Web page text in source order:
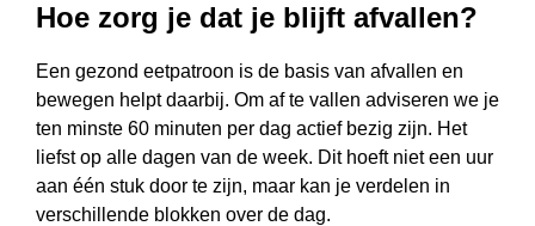
Hoe zorg je dat je blijft afvallen?
Een gezond eetpatroon is de basis van afvallen en
bewegen helpt daarbij. Om af te vallen adviseren we je
ten minste 60 minuten per dag actief bezig zijn. Het
liefst op alle dagen van de week. Dit hoeft niet een uur
aan één stuk door te zijn, maar kan je verdelen in
verschillende blokken over de dag.